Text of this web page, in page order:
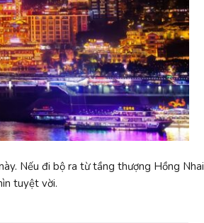
Nếu đi bộ ra từ tầng thượng Hồng
tuyệt vời.